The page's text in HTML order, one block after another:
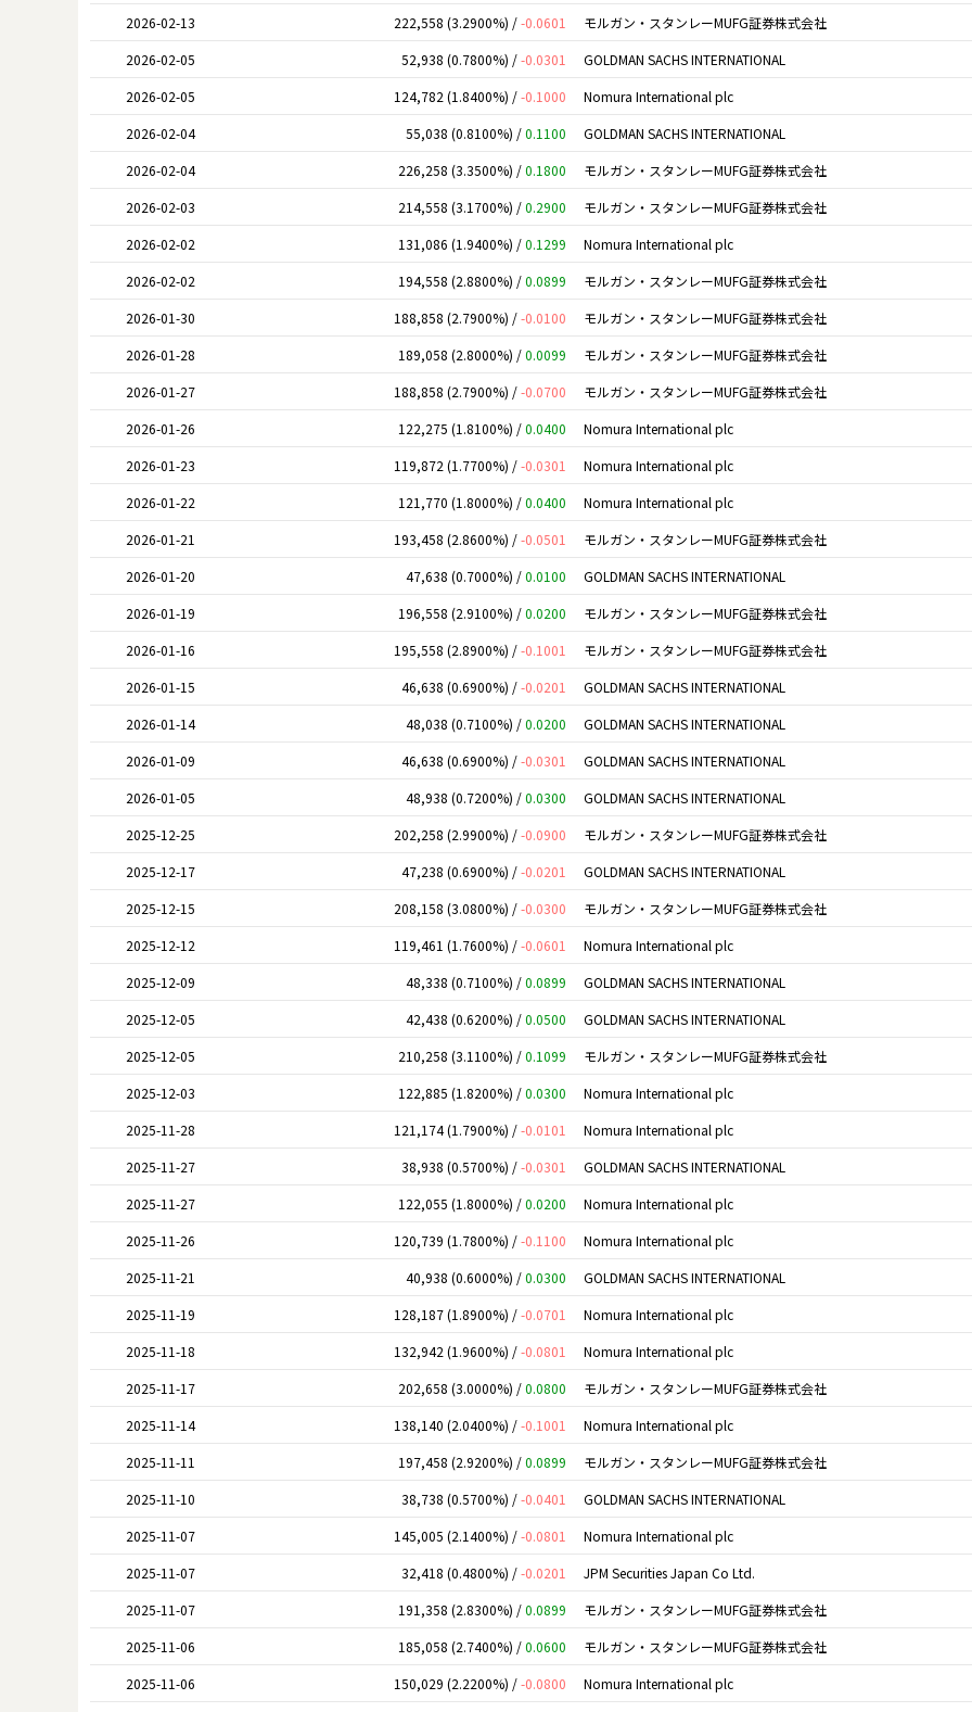
2026-02-13
222,558 (3.2900%) /-0.0601 モルガン・スタンレーMUFG証券株式会社
2026-02-05
52,938 (0.7800%) /-0.0301 GOLDMAN SACHS INTERNATIONAL
2026-02-05
124,782 (1.8400%) /-0.1000 Nomura International plc
2026-02-04
55,038 (0.8100%) /0.1100 GOLDMAN SACHS INTERNATIONAL
2026-02-04
226,258 (3.3500%) /0.1800 モルガン・スタンレーMUFG証券株式会社
2026-02-03
214,558 (3.1700%) /0.2900 モルガン・スタンレーMUFG証券株式会社
2026-02-02
131,086 (1.9400%) /0.1299 Nomura International plc
2026-02-02
194,558 (2.8800%) /0.0899 モルガン・スタンレーMUFG証券株式会社
2026-01-30
188,858 (2.7900%) /-0.0100 モルガン・スタンレーMUFG証券株式会社
2026-01-28
189,058 (2.8000%) /0.0099 モルガン・スタンレーMUFG証券株式会社
2026-01-27
188,858 (2.7900%) /-0.0700 モルガン・スタンレーMUFG証券株式会社
2026-01-26
122,275 (1.8100%) /0.0400 Nomura International plc
2026-01-23
119,872 (1.7700%) /-0.0301 Nomura International plc
2026-01-22
121,770 (1.8000%) /0.0400 Nomura International plc
2026-01-21
193,458 (2.8600%) /-0.0501 モルガン・スタンレーMUFG証券株式会社
2026-01-20
47,638 (0.7000%) /0.0100 GOLDMAN SACHS INTERNATIONAL
2026-01-19
196,558 (2.9100%) /0.0200 モルガン・スタンレーMUFG証券株式会社
2026-01-16
195,558 (2.8900%) /-0.1001 モルガン・スタンレーMUFG証券株式会社
2026-01-15
46,638 (0.6900%) /-0.0201 GOLDMAN SACHS INTERNATIONAL
2026-01-14
48,038 (0.7100%) /0.0200 GOLDMAN SACHS INTERNATIONAL
2026-01-09
46,638 (0.6900%) /-0.0301 GOLDMAN SACHS INTERNATIONAL
2026-01-05
48,938 (0.7200%) /0.0300 GOLDMAN SACHS INTERNATIONAL
2025-12-25
202,258 (2.9900%) /-0.0900 モルガン・スタンレーMUFG証券株式会社
2025-12-17
47,238 (0.6900%) /-0.0201 GOLDMAN SACHS INTERNATIONAL
2025-12-15
208,158 (3.0800%) /-0.0300 モルガン・スタンレーMUFG証券株式会社
2025-12-12
119,461 (1.7600%) /-0.0601 Nomura International plc
2025-12-09
48,338 (0.7100%) /0.0899 GOLDMAN SACHS INTERNATIONAL
2025-12-05
42,438 (0.6200%) /0.0500 GOLDMAN SACHS INTERNATIONAL
2025-12-05
210,258 (3.1100%) /0.1099 モルガン・スタンレーMUFG証券株式会社
2025-12-03
122,885 (1.8200%) /0.0300 Nomura International plc
2025-11-28
121,174 (1.7900%) /-0.0101 Nomura International plc
2025-11-27
38,938 (0.5700%) /-0.0301 GOLDMAN SACHS INTERNATIONAL
2025-11-27
122,055 (1.8000%) /0.0200 Nomura International plc
2025-11-26
120,739 (1.7800%) /-0.1100 Nomura International plc
2025-11-21
40,938 (0.6000%) /0.0300 GOLDMAN SACHS INTERNATIONAL
2025-11-19
128,187 (1.8900%) /-0.0701 Nomura International plc
2025-11-18
132,942 (1.9600%) /-0.0801 Nomura International plc
2025-11-17
202,658 (3.0000%) /0.0800 モルガン・スタンレーMUFG証券株式会社
2025-11-14
138,140 (2.0400%) /-0.1001 Nomura International plc
2025-11-11
197,458 (2.9200%) /0.0899 モルガン・スタンレーMUFG証券株式会社
2025-11-10
38,738 (0.5700%) /-0.0401 GOLDMAN SACHS INTERNATIONAL
2025-11-07
145,005 (2.1400%) /-0.0801 Nomura International plc
2025-11-07
32,418 (0.4800%) /-0.0201 JPM Securities Japan Co Ltd.
2025-11-07
191,358 (2.8300%) /0.0899 モルガン・スタンレーMUFG証券株式会社
2025-11-06
185,058 (2.7400%) /0.0600 モルガン・スタンレーMUFG証券株式会社
2025-11-06
150,029 (2.2200%) /-0.0800 Nomura International plc